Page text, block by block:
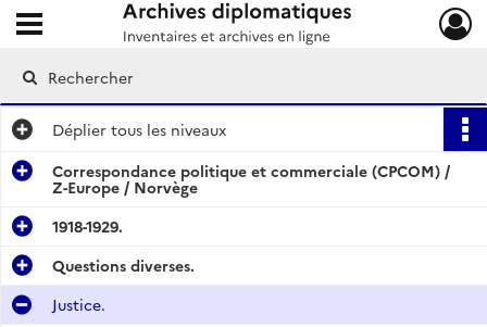
Archives diplomatiques
Ouvrir le menu déroulant
Déplier tous les niveaux
Correspondance politique et commerciale (CPCOM) /
Z-Europe / Norvège
1918-1929.
Questions diverses.
Justice.